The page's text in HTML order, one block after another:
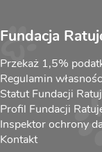
Fundacja
Przekaż 1,5%
Regulamin
Statut Fundacji
Profil Fundacji
Inspektor ochrony
Kontakt